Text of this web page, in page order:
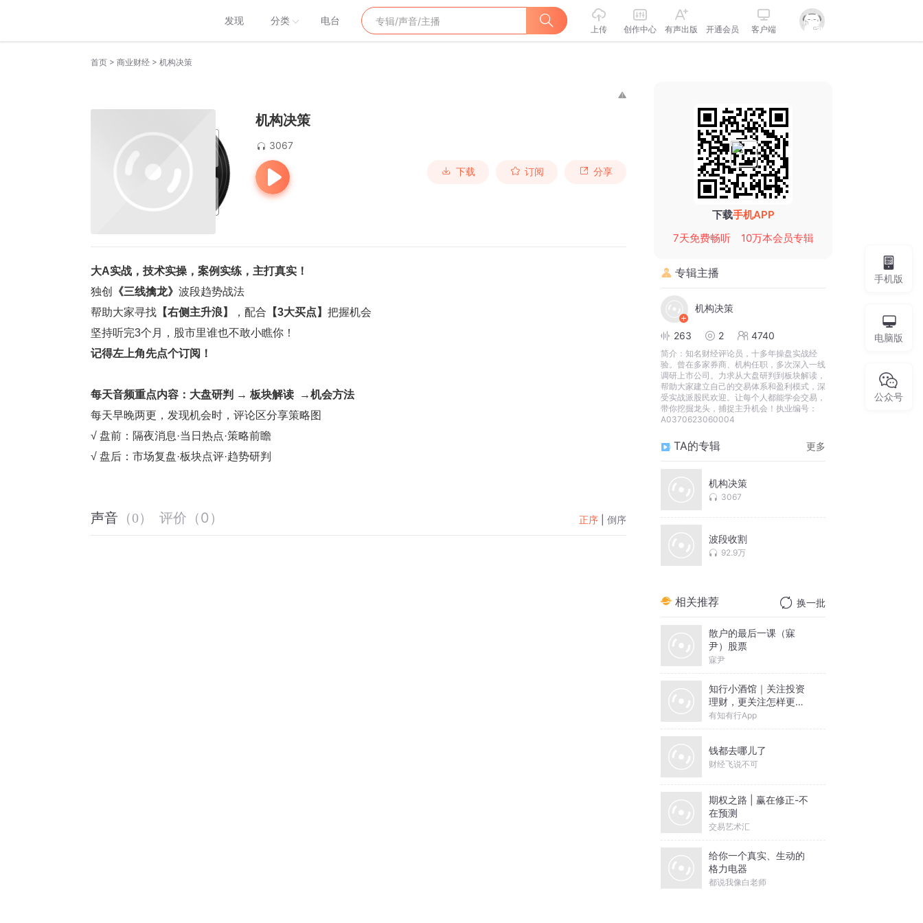
发现 分类 电台
上传 创作中心 有声出版 开通会员 客户端
首页 > 商业财经 > 机构决策
机构决策
3067
下载 订阅 分享
大A实战，技术实操，案例实练，主打真实！
独创
《三线擒龙》 波段趋势战法
帮助大家寻找 【右侧主升浪】 ，配合 【3大买点】 把握机会
坚持听完3个月，股市里谁也不敢小瞧你！
记得左上角先点个订阅！
每天音频重点内容：大盘研判 → 板块解读
→机会方法
每天早晚两更，发现机会时， 评论区分享策略图
√ 盘前：隔夜消息·当日热点·策略前瞻
√ 盘后：市场复盘·板块点评·趋势研判
声音 （0） 评价 （0 ） 正序 倒序
下载手机APP
7天免费畅听
10万本会员专辑
专辑主播
机构决策
263 2 4740
简介： 知名财经评论员，十多年操盘实战经
验。曾在多家券商、机构任职，多次深入一线
调研上市公司。力求从大盘研判到板块解读，
帮助大家建立自己的交易体系和盈利模式，深
受实战派股民欢迎。让每个人都能学会交易，
带你挖掘龙头，捕捉主升机会！执业编号：
A0370623060004
TA的专辑 更多
机构决策
3067
波段收割
92.9万
相关推荐 换一批
散户的最后一课（寐
尹）股票
寐尹
知行小酒馆｜关注投资
理财，更关注怎样更好
地生活
有知有行App
钱都去哪儿了
财经飞说不可
期权之路 | 赢在修正-不
在预测
交易艺术汇
给你一个真实、生动的
格力电器
都说我像白老师
手机版
电脑版
公众号